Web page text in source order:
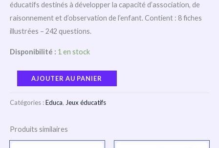
éducatifs destinés à développer la capacité d’association, de
raisonnement et d’observation de l’enfant. Contient : 8 fiches
illustrées – 242 questions.
Disponibilité : 1 en stock
AJOUTER AU PANIER
Catégories :Educa, Jeux éducatifs
Produits similaires